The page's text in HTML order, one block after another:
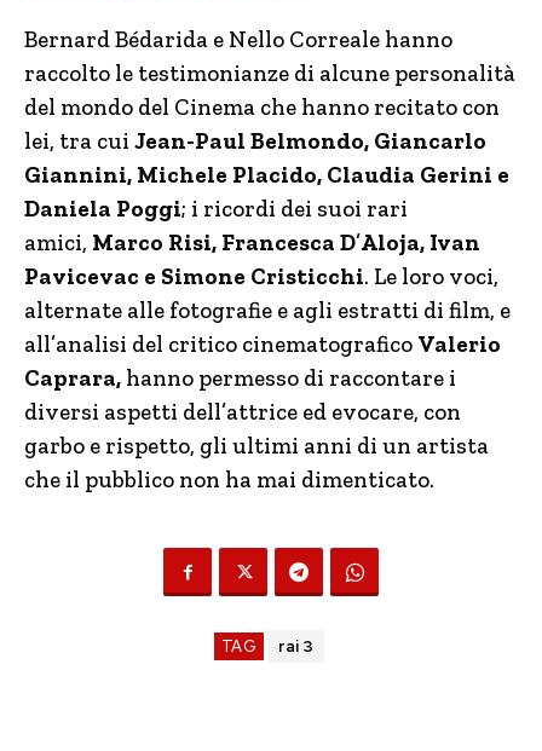
Bernard Bédarida e Nello Correale hanno
raccolto le testimonianze di alcune personalità
del mondo del Cinema che hanno recitato con
lei, tra cui Jean-Paul Belmondo, Giancarlo
Giannini, Michele Placido, Claudia Gerini e
Daniela Poggi; i ricordi dei suoi rari
amici, Marco Risi, Francesca D’Aloja, Ivan
Pavicevac e Simone Cristicchi. Le loro voci,
alternate alle fotografie e agli estratti di film, e
all’analisi del critico cinematografico Valerio
Caprara, hanno permesso di raccontare i
diversi aspetti dell’attrice ed evocare, con
garbo e rispetto, gli ultimi anni di un artista
che il pubblico non ha mai dimenticato.
TAG rai 3